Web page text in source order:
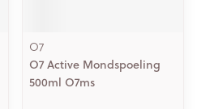
O7
O7 Active Mondspoeling
500ml O7ms